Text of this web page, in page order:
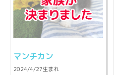
マンチカン
2024/4/27生まれ